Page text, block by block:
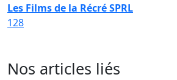
Les Films de la Récré SPRL
128
Nos articles liés